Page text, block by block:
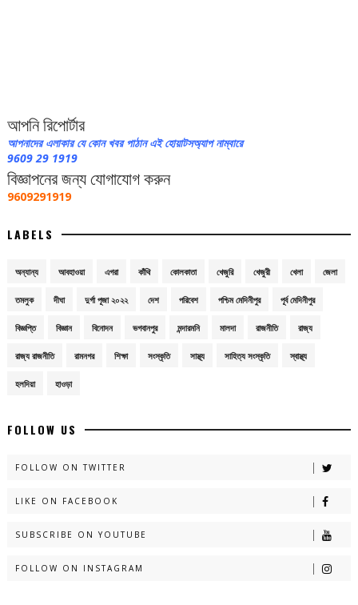
আপনি রিপোর্টার
আপনাদের এলাকার যে কোন খবর পাঠান এই হোয়াটসঅ্যাপ নাম্বারে
9609 29 1919
বিজ্ঞাপনের জন্য যোগাযোগ করুন
9609291919
LABELS
অন্যান্য আবহাওয়া এগরা কাঁথি কোলকাতা খেজুরি খেজুরী খেলা জেলা
তমলুক দীঘা দুর্গা পূজা ২০২২ দেশ পরিবেশ পশ্চিম মেদিনীপুর পূর্ব মেদিনীপুর
বিজ্ঞপ্তি বিজ্ঞান বিনোদন ভগবানপুর মন্দারমনি মালদা রাজনীতি রাজ্য
রাজ্য রাজনীতি রামনগর শিক্ষা সংস্কৃতি সাস্থ্য সাহিত্য সংস্কৃতি স্বাস্থ্য
হলদিয়া হাওড়া
FOLLOW US
FOLLOW ON TWITTER
LIKE ON FACEBOOK
SUBSCRIBE ON YOUTUBE
FOLLOW ON INSTAGRAM